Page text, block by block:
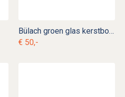
Bülach groen glas kerstboomvoet k. d 9
€ 50,-